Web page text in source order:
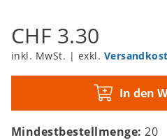
CHF 3.30
inkl. MwSt. | exkl.
In den
Mindestbestellmenge:20